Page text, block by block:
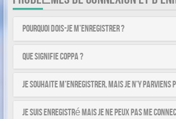
Pourquoi dois-je m’enregistrer ?
Que signifie COPPA ?
Je souhaite m’enregistrer, mais je n’y parviens
Je suis enregistré mais je ne peux pas me